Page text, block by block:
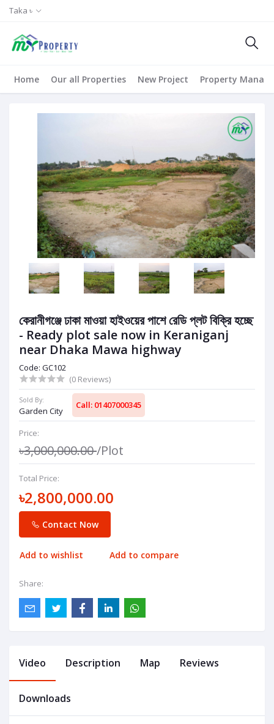
Taka ৳
Home Our all Properties New Project Property
কেরানীগঞ্জে ঢাকা মাওয়া হাইওয়ের পাশে রেডি প্লট বিক্রি হচ্ছে
- Ready plot sale now in Keraniganj
near Dhaka Mawa highway
Code: GC102
(0 Reviews)
Sold By:
Garden City
Call: 01407000345
Price:
৳3,000,000.00/Plot
Total Price:
৳2,800,000.00
Contact Now
Add to wishlist Add to compare
Share:
Video Description Map Reviews
Downloads